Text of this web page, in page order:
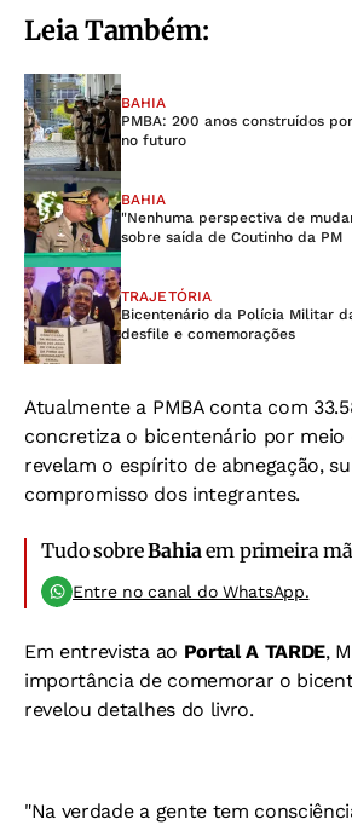
Leia Também:
BAHIA
PMBA: 200 anos construídos
no futuro
BAHIA
"Nenhuma perspectiva de
sobre saída de Coutinho da PM
TRAJETÓRIA
Bicentenário da Polícia Militar
desfile e comemorações
Atualmente a PMBA conta com
concretiza o bicentenário por meio
revelam o espírito de abnegação,
compromisso dos integrantes.
Tudo sobreBahiaem primeira
Entre no canal do WhatsApp.
Em entrevista ao Portal A TARDE,
importância de comemorar o
revelou detalhes do livro.
"Na verdade a gente tem